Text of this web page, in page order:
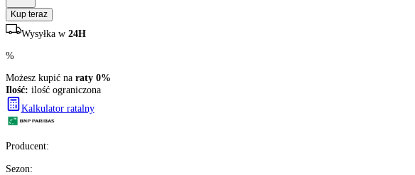
1457zł/szt.
brutto z VAT
Darmowa dostawa
Ilość: ilość ograniczona
2szt.